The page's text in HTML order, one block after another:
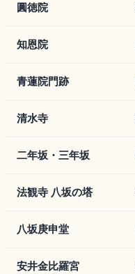
圓徳院
知恩院
青蓮院門跡
清水寺
二年坂・三年坂
法観寺 八坂の塔
八坂庚申堂
安井金比羅宮